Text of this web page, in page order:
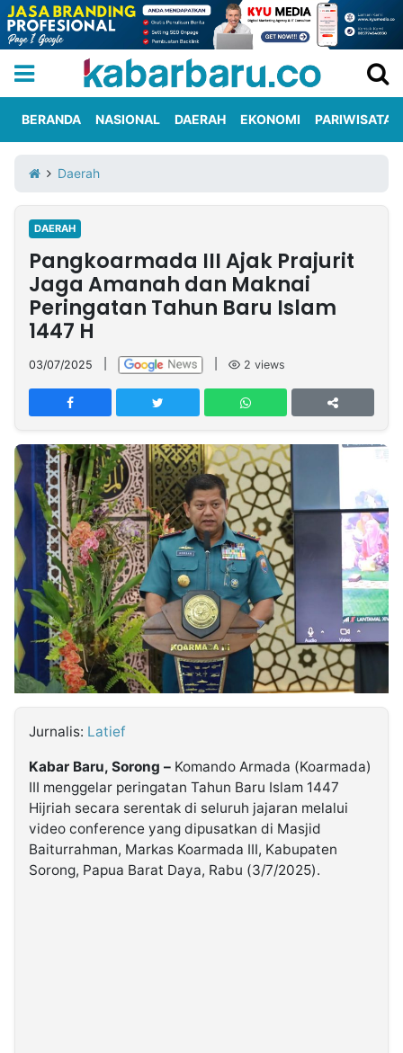
Iklan
Berita
Kami
Nasional
International
Olahraga
Entertainment
Daerah
Pariwisata
Kuliner
Kolom
Network
PT
TREETAN
MULTIMEDIA
INDONESIA
Partner
Insight
NTB
Suara
Time
Lens
IDN
Daily
Jogja
Jalan
Rakyat
Idealita
News
Kita
Notice
Dinamikapost.com
Radar
Baru
Seedbacklink
Follow
Kabarbaru
BERANDA NASIONAL DAERAH EKONOMI PARIWISATA
Daerah
DAERAH
Pangkoarmada III Ajak Prajurit
Jaga Amanah dan Maknai
Peringatan Tahun Baru Islam
1447 H
03/07/2025 2 views
Jurnalis: Latief
Kabar Baru, Sorong – Komando Armada (Koarmada)
III menggelar peringatan Tahun Baru Islam 1447
Hijriah secara serentak di seluruh jajaran melalui
video conference yang dipusatkan di Masjid
Baiturrahman, Markas Koarmada III, Kabupaten
Sorong, Papua Barat Daya, Rabu (3/7/2025).